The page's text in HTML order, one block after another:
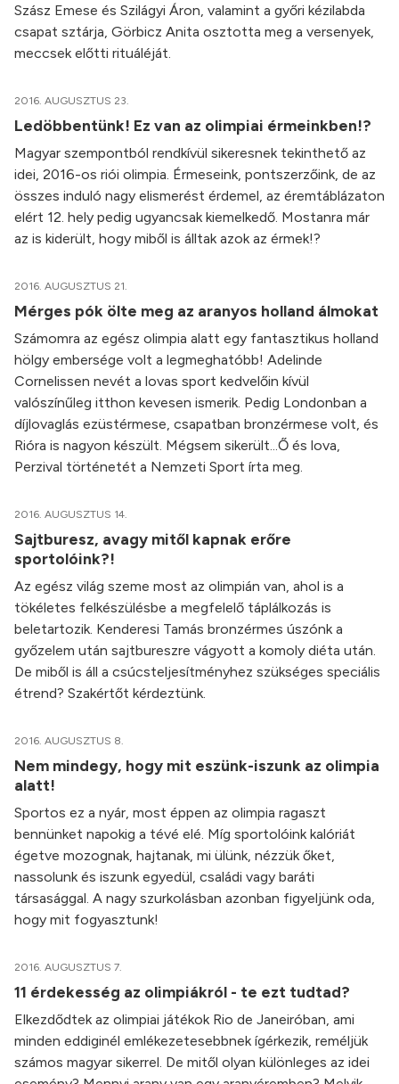
Szász Emese és Szilágyi Áron, valamint a győri kézilabda
csapat sztárja, Görbicz Anita osztotta meg a versenyek,
meccsek előtti rituáléját.
2016. AUGUSZTUS 23.
Ledöbbentünk! Ez van az olimpiai érmeinkben!?
Magyar szempontból rendkívül sikeresnek tekinthető az
idei, 2016-os riói olimpia. Érmeseink, pontszerzőink, de az
összes induló nagy elismerést érdemel, az éremtáblázaton
elért 12. hely pedig ugyancsak kiemelkedő. Mostanra már
az is kiderült, hogy miből is álltak azok az érmek!?
2016. AUGUSZTUS 21.
Mérges pók ölte meg az aranyos holland álmokat
Számomra az egész olimpia alatt egy fantasztikus holland
hölgy embersége volt a legmeghatóbb! Adelinde
Cornelissen nevét a lovas sport kedvelőin kívül
valószínűleg itthon kevesen ismerik. Pedig Londonban a
díjlovaglás ezüstérmese, csapatban bronzérmese volt, és
Rióra is nagyon készült. Mégsem sikerült...Ő és lova,
Perzival történetét a Nemzeti Sport írta meg.
2016. AUGUSZTUS 14.
Sajtburesz, avagy mitől kapnak erőre
sportolóink?!
Az egész világ szeme most az olimpián van, ahol is a
tökéletes felkészülésbe a megfelelő táplálkozás is
beletartozik. Kenderesi Tamás bronzérmes úszónk a
győzelem után sajtbureszre vágyott a komoly diéta után.
De miből is áll a csúcsteljesítményhez szükséges speciális
étrend? Szakértőt kérdeztünk.
2016. AUGUSZTUS 8.
Nem mindegy, hogy mit eszünk-iszunk az olimpia
alatt!
Sportos ez a nyár, most éppen az olimpia ragaszt
bennünket napokig a tévé elé. Míg sportolóink kalóriát
égetve mozognak, hajtanak, mi ülünk, nézzük őket,
nassolunk és iszunk egyedül, családi vagy baráti
társasággal. A nagy szurkolásban azonban figyeljünk oda,
hogy mit fogyasztunk!
2016. AUGUSZTUS 7.
11 érdekesség az olimpiákról - te ezt tudtad?
Elkezdődtek az olimpiai játékok Rio de Janeiróban, ami
minden eddiginél emlékezetesebbnek ígérkezik, reméljük
számos magyar sikerrel. De mitől olyan különleges az idei